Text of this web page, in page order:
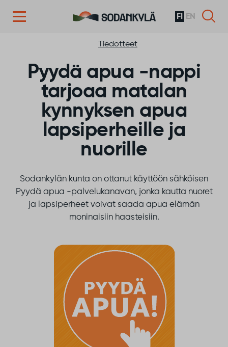
FI EN
Tiedotteet
Pyydä apua -nappi
tarjoaa matalan
kynnyksen apua
lapsiperheille ja
nuorille
Sodankylän kunta on ottanut käyttöön sähköisen
Pyydä apua -palvelukanavan, jonka kautta nuoret
ja lapsiperheet voivat saada apua elämän
moninaisiin haasteisiin.